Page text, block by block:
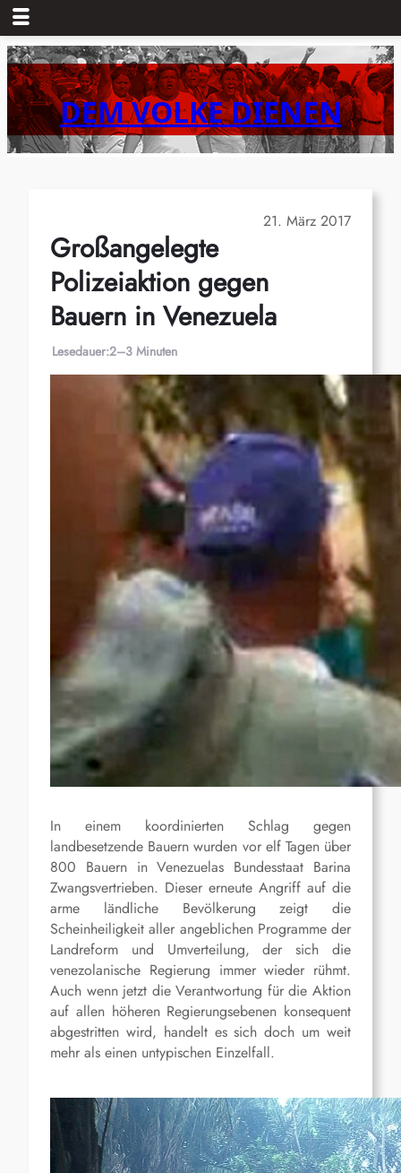
Zum
Inhalt
springenDEM VOLKE DIENEN
21. März 2017
Großangelegte
Polizeiaktion gegen
Bauern in Venezuela
Lesedauer:2–3 Minuten
In einem koordinierten Schlag gegen
landbesetzende Bauern wurden vor elf Tagen über
800 Bauern in Venezuelas Bundesstaat Barina
Zwangsvertrieben. Dieser erneute Angriff auf die
arme ländliche Bevölkerung zeigt die
Scheinheiligkeit aller angeblichen Programme der
Landreform und Umverteilung, der sich die
venezolanische Regierung immer wieder rühmt.
Auch wenn jetzt die Verantwortung für die Aktion
auf allen höheren Regierungsebenen konsequent
abgestritten wird, handelt es sich doch um weit
mehr als einen untypischen Einzelfall.